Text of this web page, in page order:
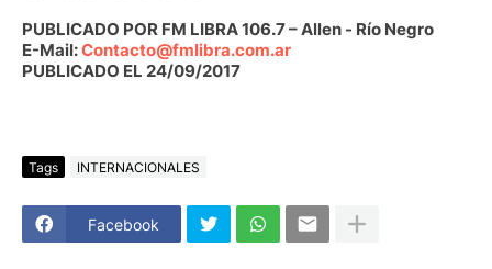
PUBLICADO POR FM LIBRA 106.7 – Allen - Río Negro
E-Mail:Contacto@fmlibra.com.ar
PUBLICADO EL 24/09/2017
Tags INTERNACIONALES
Facebook